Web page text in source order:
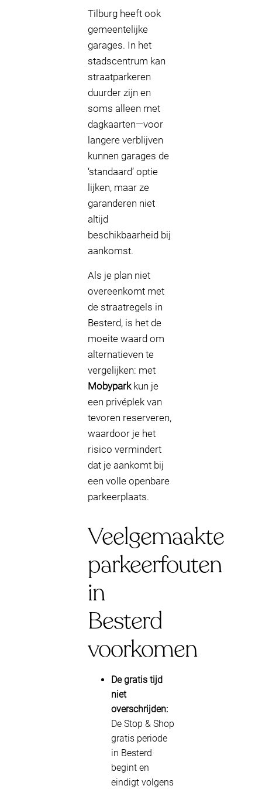
Tilburg heeft ook
gemeentelijke
garages. In het
stadscentrum kan
straatparkeren
duurder zijn en
soms alleen met
dagkaarten—voor
langere verblijven
kunnen garages de
‘standaard’ optie
lijken, maar ze
garanderen niet
altijd
beschikbaarheid bij
aankomst.
Als je plan niet
overeenkomt met
de straatregels in
Besterd, is het de
moeite waard om
alternatieven te
vergelijken: met
Mobyparkkun je
een privéplek van
tevoren reserveren,
waardoor je het
risico vermindert
dat je aankomt bij
een volle openbare
parkeerplaats.
Veelgemaakte
parkeerfouten
in
Besterd
voorkomen
De gratis tijd
niet
overschrijden:
De Stop & Shop
gratis periode
in Besterd
begint en
eindigt volgens